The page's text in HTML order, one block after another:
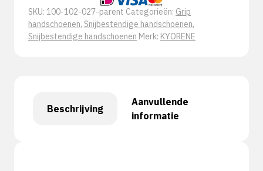
SKU: 100-102-027-parent Categorieën: Grip
handschoenen, Snijbestendige handschoenen,
Snijbestendige handschoenen Merk: KYORENE
Beschrijving
Aanvullende
informatie